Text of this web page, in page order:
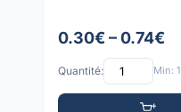
0.30€ – 0.74€
Quantité: Min: 1